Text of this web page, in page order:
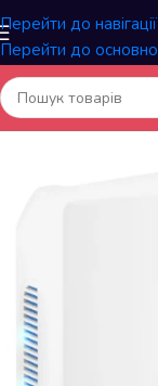
Перейти до навігації
Перейти до
Головна/Побутова